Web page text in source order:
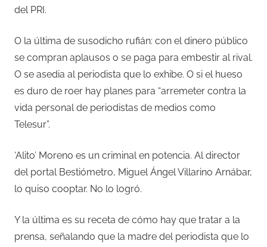
del PRI.
O la última de susodicho rufián: con el dinero público
se compran aplausos o se paga para embestir al rival.
O se asedia al periodista que lo exhibe. O si el hueso
es duro de roer hay planes para “arremeter contra la
vida personal de periodistas de medios como
Telesur”.
‘Alito’ Moreno es un criminal en potencia. Al director
del portal Bestiómetro, Miguel Ángel Villarino Arnábar,
lo quiso cooptar. No lo logró.
Y la última es su receta de cómo hay que tratar a la
prensa, señalando que la madre del periodista que lo